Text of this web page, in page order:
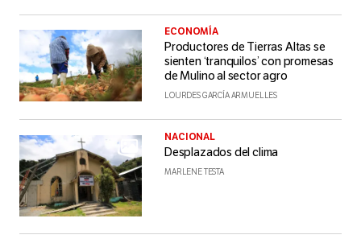
ECONOMÍA
Productores de Tierras Altas se
sienten ‘tranquilos’ con promesas
de Mulino al sector agro
LOURDES GARCÍA ARMUELLES
NACIONAL
Desplazados del clima
MARLENE TESTA